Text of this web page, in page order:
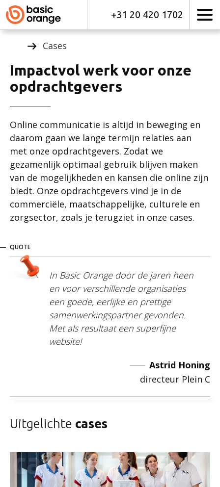
+31 20 420 1702
Cases
Impactvol werk voor onze
opdrachtgevers
Online communicatie is altijd in beweging en
daarom gaan we lange termijn relaties aan
met onze opdrachtgevers. Zodat we
gezamenlijk optimaal gebruik blijven maken
van de mogelijkheden en kansen die online zijn
biedt. Onze opdrachtgevers vind je in de
commerciële, maatschappelijke, culturele en
zorgsector, zoals je terugziet in onze cases.
QUOTE
In Basic Orange door de jaren heen
en voor verschillende organisaties
een goede, eerlijke en prettige
samenwerkingspartner gevonden.
Met als resultaat een superfijne
website!
Astrid Honing
directeur Plein C
Uitgelichte cases
case